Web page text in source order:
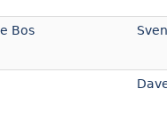
Bos Sven